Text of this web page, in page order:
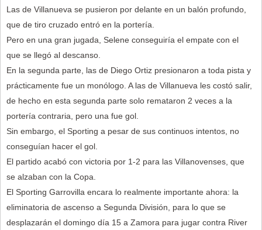
Las de Villanueva se pusieron por delante en un balón profundo,
que de tiro cruzado entró en la portería.
Pero en una gran jugada, Selene conseguiría el empate con el
que se llegó al descanso.
En la segunda parte, las de Diego Ortiz presionaron a toda pista y
prácticamente fue un monólogo. A las de Villanueva les costó salir,
de hecho en esta segunda parte solo remataron 2 veces a la
portería contraria, pero una fue gol.
Sin embargo, el Sporting a pesar de sus continuos intentos, no
conseguían hacer el gol.
El partido acabó con victoria por 1-2 para las Villanovenses, que
se alzaban con la Copa.
El Sporting Garrovilla encara lo realmente importante ahora: la
eliminatoria de ascenso a Segunda División, para lo que se
desplazarán el domingo día 15 a Zamora para jugar contra River